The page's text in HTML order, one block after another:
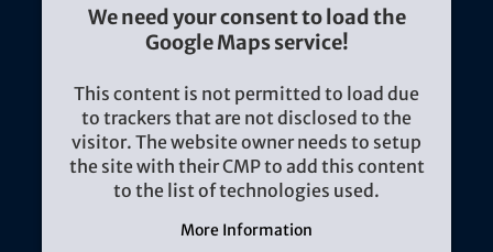
We need your consent to load the
Google Maps service!
This content is not permitted to load due
to trackers that are not disclosed to the
visitor. The website owner needs to setup
the site with their CMP to add this content
to the list of technologies used.
More Information